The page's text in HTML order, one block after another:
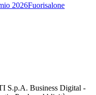
2026Fuorisalone
S.p.A. Business Digital -